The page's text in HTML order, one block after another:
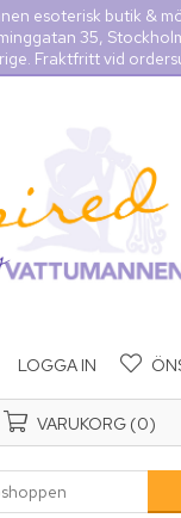
esoterisk butik &
35,
Fraktfritt vid
LOGGA IN
VARUKORG (0)